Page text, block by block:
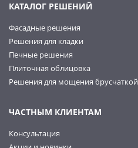
КАТАЛОГ РЕШЕНИЙ
Фасадные решения
Решения для кладки
Печные решения
Плиточная облицовка
Решения для мощения брусчаткой
ЧАСТНЫМ КЛИЕНТАМ
Консультация